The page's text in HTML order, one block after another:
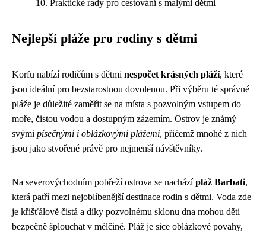
Praktické rady pro cestování s malými dětmi
Nejlepší pláže pro rodiny s dětmi
Korfu nabízí rodičům s dětmi nespočet krásných pláží, které
jsou ideální pro bezstarostnou dovolenou. Při výběru té správné
pláže je důležité zaměřit se na místa s pozvolným vstupem do
moře, čistou vodou a dostupným zázemím. Ostrov je známý
svými písečnými i oblázkovými plážemi, přičemž mnohé z nich
jsou jako stvořené právě pro nejmenší návštěvníky.
Na severovýchodním pobřeží ostrova se nacházípláž Barbati,
která patří mezi nejoblíbenější destinace rodin s dětmi. Voda zde
je křišťálově čistá a díky pozvolnému sklonu dna mohou děti
bezpečně šplouchat v mělčině. Pláž je sice oblázkové povahy,